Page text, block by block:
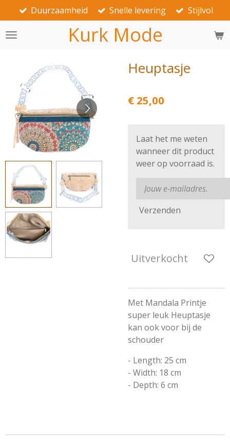
direct
naar
Kurk Mode
Duurzaamheid Snelle levering Stijlvol
Heuptasje
€ 25,00
Laat het me weten
wanneer dit product
weer op voorraad is.
Verzenden
Uitverkocht
Met Mandala Printje
super leuk Heuptasje
kan ook voor bij de
schouder
- Length: 25 cm
- Width: 18 cm
- Depth: 6 cm